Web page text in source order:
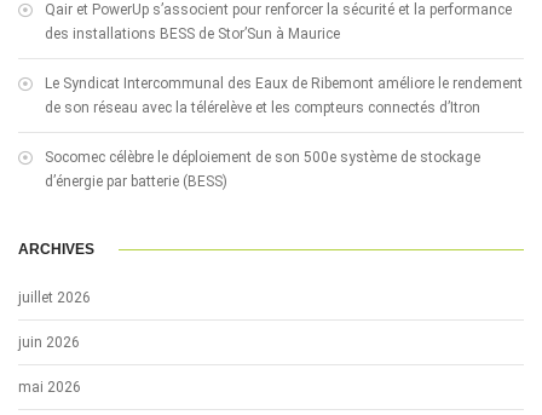
Qair et PowerUp s’associent pour renforcer la sécurité et la performance
des installations BESS de Stor’Sun à Maurice
Le Syndicat Intercommunal des Eaux de Ribemont améliore le rendement
de son réseau avec la télérelève et les compteurs connectés d’Itron
Socomec célèbre le déploiement de son 500e système de stockage
d’énergie par batterie (BESS)
ARCHIVES
juillet 2026
juin 2026
mai 2026